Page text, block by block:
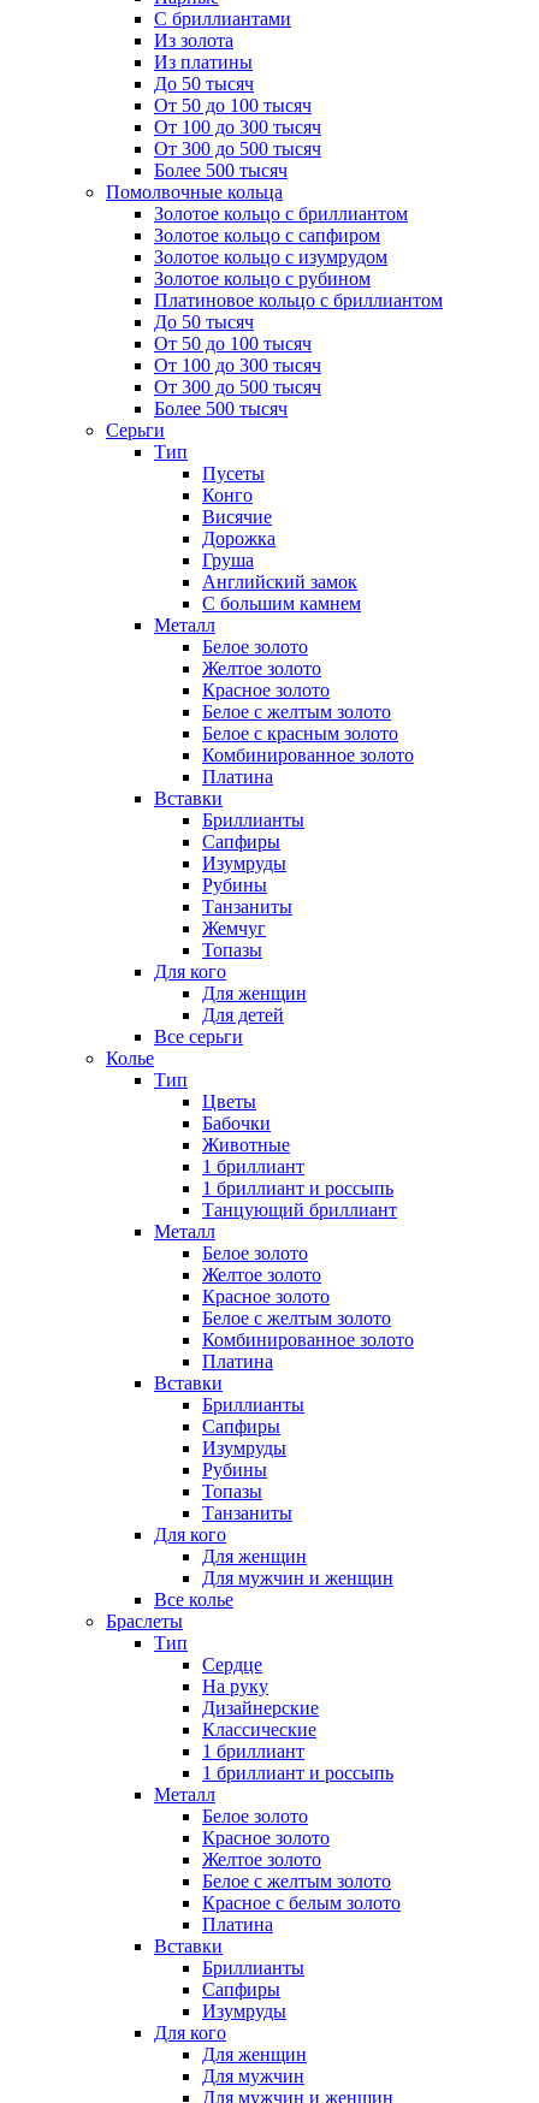
С бриллиантами
Из золота
Из платины
До 50 тысяч
От 50 до 100 тысяч
От 100 до 300 тысяч
От 300 до 500 тысяч
Более 500 тысяч
Помолвочные кольца
Золотое кольцо с бриллиантом
Золотое кольцо с сапфиром
Золотое кольцо с изумрудом
Золотое кольцо с рубином
Платиновое кольцо с бриллиантом
До 50 тысяч
От 50 до 100 тысяч
От 100 до 300 тысяч
От 300 до 500 тысяч
Более 500 тысяч
Серьги
Тип
Пусеты
Конго
Висячие
Дорожка
Груша
Английский замок
С большим камнем
Металл
Белое золото
Желтое золото
Красное золото
Белое с желтым золото
Белое с красным золото
Комбинированное золото
Платина
Вставки
Бриллианты
Сапфиры
Изумруды
Рубины
Танзаниты
Жемчуг
Топазы
Для кого
Для женщин
Для детей
Все серьги
Колье
Тип
Цветы
Бабочки
Животные
1 бриллиант
1 бриллиант и россыпь
Танцующий бриллиант
Металл
Белое золото
Желтое золото
Красное золото
Белое с желтым золото
Комбинированное золото
Платина
Вставки
Бриллианты
Сапфиры
Изумруды
Рубины
Топазы
Танзаниты
Для кого
Для женщин
Для мужчин и женщин
Все колье
Браслеты
Тип
Сердце
На руку
Дизайнерские
Классические
1 бриллиант
1 бриллиант и россыпь
Металл
Белое золото
Красное золото
Желтое золото
Белое с желтым золото
Красное с белым золото
Платина
Вставки
Бриллианты
Сапфиры
Изумруды
Для кого
Для женщин
Для мужчин
Для мужчин и женщин